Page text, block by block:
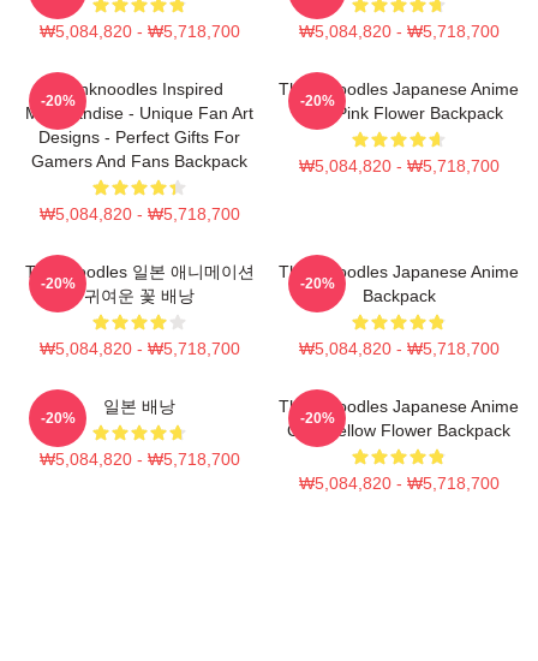
₩5,084,820 - ₩5,718,700 ₩5,084,820 - ₩5,718,700
Thinknoodles Inspired
Merchandise - Unique Fan Art
Designs - Perfect Gifts For
Gamers And Fans Backpack
₩5,084,820 - ₩5,718,700
-20%
Think Noodles Japanese Anime
Cute Pink Flower Backpack
₩5,084,820 - ₩5,718,700
-20%
Thinknoodles 일본 애니메이션
귀여운 꽃 배낭
₩5,084,820 - ₩5,718,700
-20%
Think Noodles Japanese Anime
Backpack
₩5,084,820 - ₩5,718,700
-20%
일본 배낭
₩5,084,820 - ₩5,718,700
-20%
Think Noodles Japanese Anime
Cute Yellow Flower Backpack
₩5,084,820 - ₩5,718,700
-20%